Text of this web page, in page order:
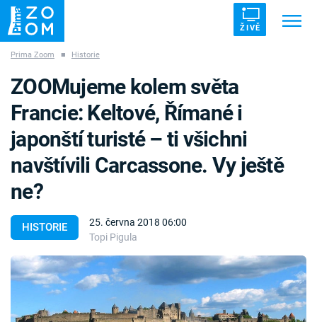
ŽIVĚ
ZÁHADY VETŘELCI DÁVNOVĚKU
Témata
Témata
Pořady
TV Program
Prima Zoom ■ Historie
HISTORIE
25. června 2018 06:00
Topi Pigula
ZOOMujeme kolem světa
Francie: Keltové, Římané i
japonští turisté – ti všichni
navštívili Carcassone. Vy ještě
ne?